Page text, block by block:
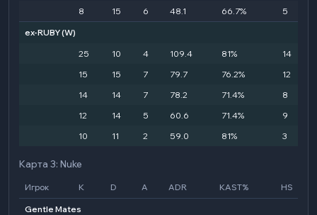
8
15 6 48.1 66.7%
5
ex-RUBY(W)
25
10 4 109.4 81%
14
15
15 7 79.7 76.2%
12
14
14 7 78.2 71.4%
8
12
14 5 60.6 71.4%
9
10
11 2 59.0 81% 3
Карта 3: Nuke
Игрок K D A ADR KAST% HS
Gentle Mates